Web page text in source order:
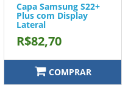
Capa Samsung S22+
Plus com Display
Lateral
R$82,70
COMPRAR